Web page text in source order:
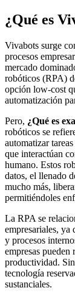
¿Qué es
Vivabots surge
procesos
mercado
robóticos (RPA)
opción low-cost
automatización
Pero, ¿Qué es
robóticos se
automatizar
que interactúan
humano. Estos
datos, el llenado
mucho más,
permitiéndoles
La RPA se
empresariales, ya
y procesos
empresas
productividad.
tecnología
sustanciales.